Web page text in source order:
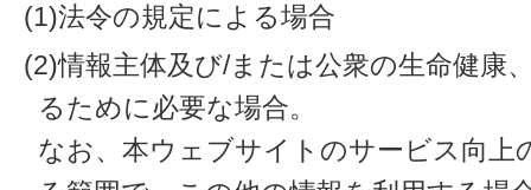
(1)法令の規定による場合
(2)情報主体及び/または公衆の生命健康
るために必要な場合。
なお、本ウェブサイトのサービス向上